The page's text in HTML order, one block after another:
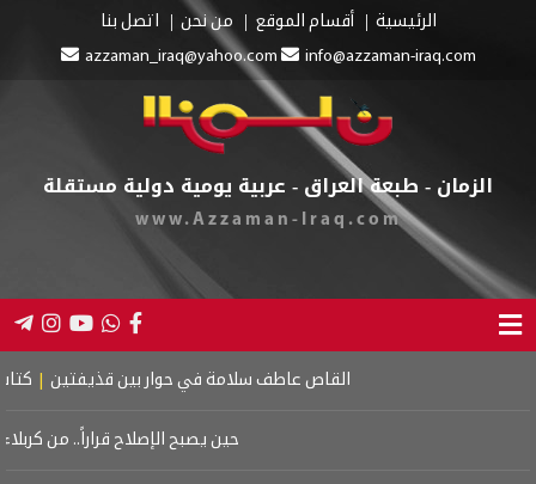
الرئيسية أقسام الموقع من نحن
اتصل بنا
azzaman_iraq@yahoo.com
info@azzaman-iraq.com
الزمان - طبعة العراق - عربية يومية دولية مستقلة
www.Azzaman-Iraq.com
القاص عاطف سلامة في حوار بين قذيفتين | كتاب
حين يصبح الإصلاح قراراً.. من كربلاء